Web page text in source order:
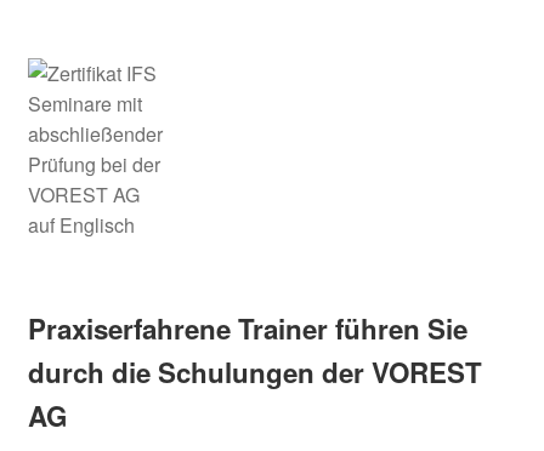
Praxiserfahrene Trainer führen Sie
durch die Schulungen der VOREST
AG